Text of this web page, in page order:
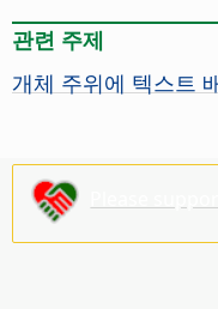
관련 주제
개체 주위에 텍스트